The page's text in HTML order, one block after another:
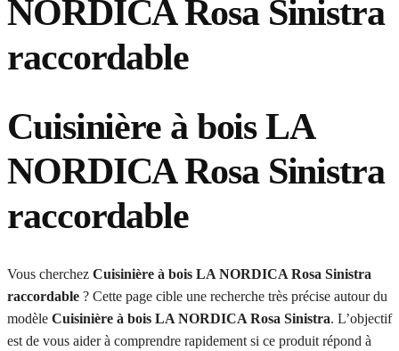
NORDICA Rosa Sinistra
raccordable
Cuisinière à bois LA
NORDICA Rosa Sinistra
raccordable
Vous cherchez Cuisinière à bois LA NORDICA Rosa Sinistra
raccordable ? Cette page cible une recherche très précise autour du
modèle Cuisinière à bois LA NORDICA Rosa Sinistra. L’objectif
est de vous aider à comprendre rapidement si ce produit répond à